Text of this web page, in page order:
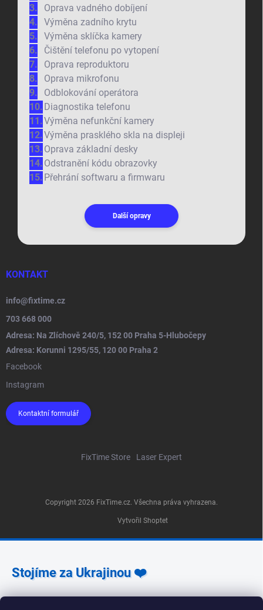
Oprava vadného dobíjení
Výměna zadního krytu
Výměna sklíčka kamery
Čištění telefonu po vytopení
Oprava reproduktoru
Oprava mikrofonu
Odblokování operátora
Diagnostika telefonu
Výměna nefunkční kamery
Výměna prasklého skla na displeji
Oprava základní desky
Odstranění kódu obrazovky
Přehrání softwaru a firmwaru
Další opravy
KONTAKT
info@fixtime.cz
703 668 000
Adresa: Na Zlíchově 240/5, 152 00 Praha 5-Hlubočepy
Adresa: Korunni 1295/55, 120 00 Praha 2
Facebook
Instagram
Kontaktní formulář
FixTime Store Laser Expert
Vytvořil Shoptet
Copyright 2026 FixTime.cz. Všechna práva vyhrazena.
Stojíme za Ukrajinou ❤️